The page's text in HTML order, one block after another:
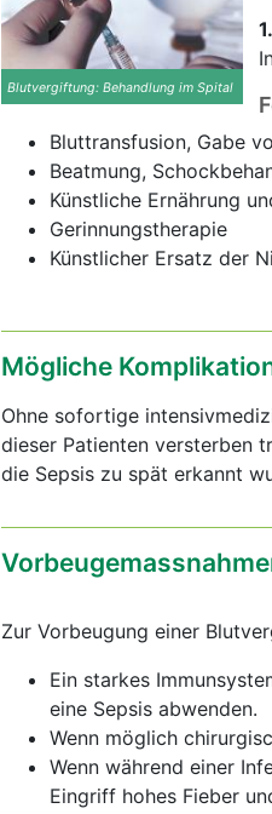
Blutvergiftung: Behandlung im Spital
Bluttransfusion, Gabe
Beatmung,
Künstliche Ernährung
Gerinnungstherapie
Künstlicher Ersatz der
Mögliche
Ohne sofortige
dieser Patienten versterben
die Sepsis zu spät erkannt
Zur Vorbeugung einer
Ein starkes
eine Sepsis abwenden.
Wenn möglich
Wenn während einer
Eingriff hohes Fieber